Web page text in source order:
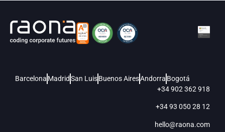
Barcelona MadridSan LuisBuenos AiresAndorra Bogotá
+34 902 362 918
+34 93 050 28 12
hello@raona.com